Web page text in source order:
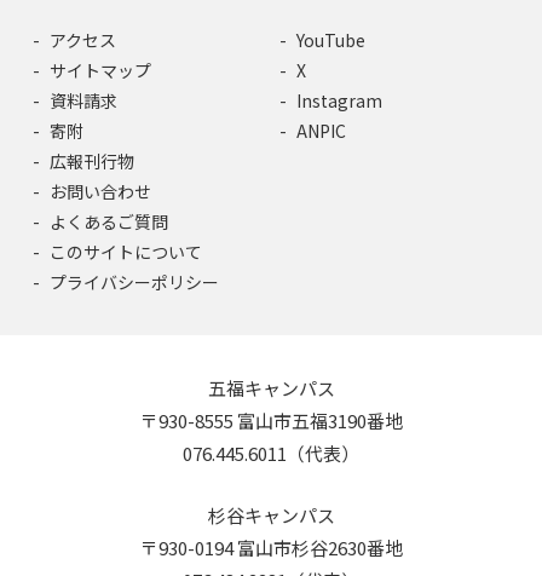
アクセス
サイトマップ
資料請求
寄附
広報刊行物
お問い合わせ
よくあるご質問
このサイトについて
プライバシーポリシー
YouTube
X
Instagram
ANPIC
五福キャンパス
〒930-8555 富山市五福3190番地
076.445.6011（代表）
杉谷キャンパス
〒930-0194 富山市杉谷2630番地